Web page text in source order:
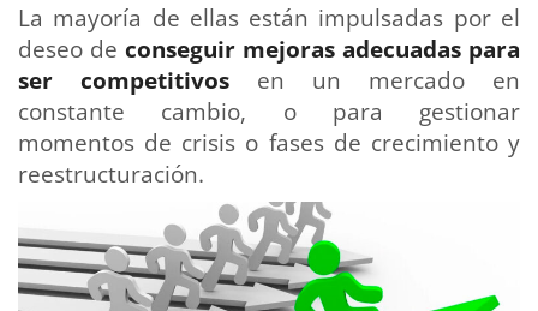
La mayoría de ellas están impulsadas por el
deseo de conseguir mejoras adecuadas para
ser competitivos en un mercado en
constante cambio, o para gestionar
momentos de crisis o fases de crecimiento y
reestructuración.